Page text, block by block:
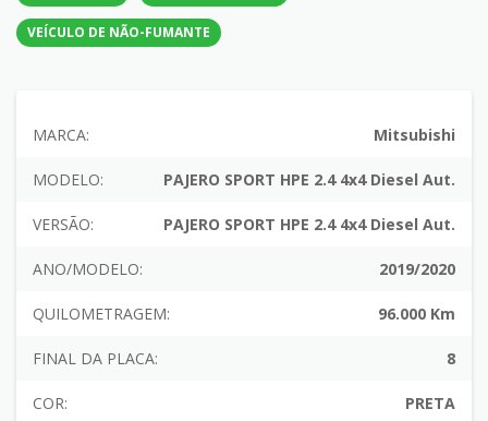
VEÍCULO DE NÃO-FUMANTE
MARCA: Mitsubishi
MODELO: PAJERO SPORT HPE 2.4 4x4 Diesel Aut.
VERSÃO: PAJERO SPORT HPE 2.4 4x4 Diesel Aut.
ANO/MODELO: 2019/2020
QUILOMETRAGEM: 96.000 Km
FINAL DA PLACA: 8
COR: PRETA